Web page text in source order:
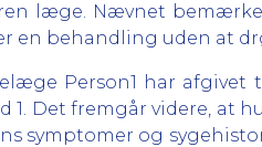
læge. Nævnet
behandling uden at
Person1 har
1. Det fremgår videre,
symptomer og